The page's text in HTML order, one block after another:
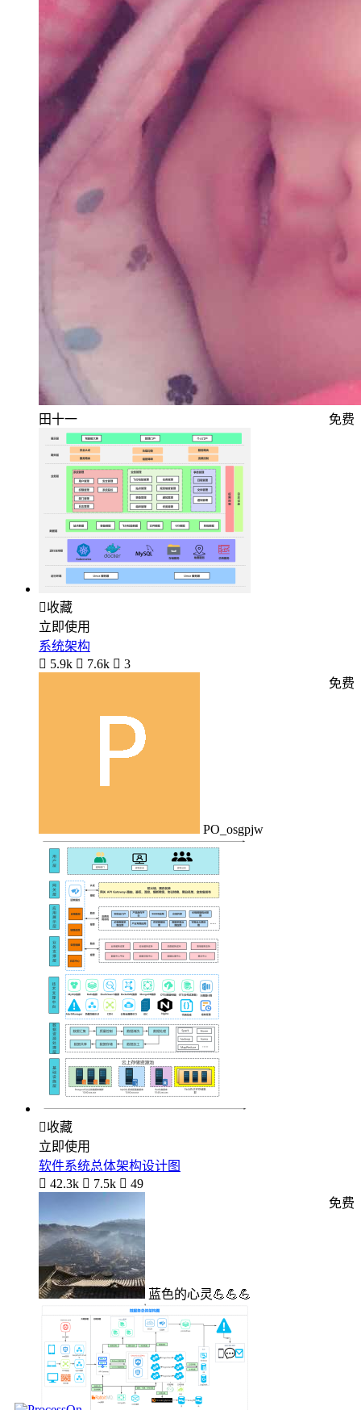
田十一 免费
收藏
立即使用
系统架构
 5.9k  7.6k  3
PO_osgpjw
免费
收藏
立即使用
软件系统总体架构设计图
 42.3k  7.5k  49
蓝色的心灵💪💪💪
免费